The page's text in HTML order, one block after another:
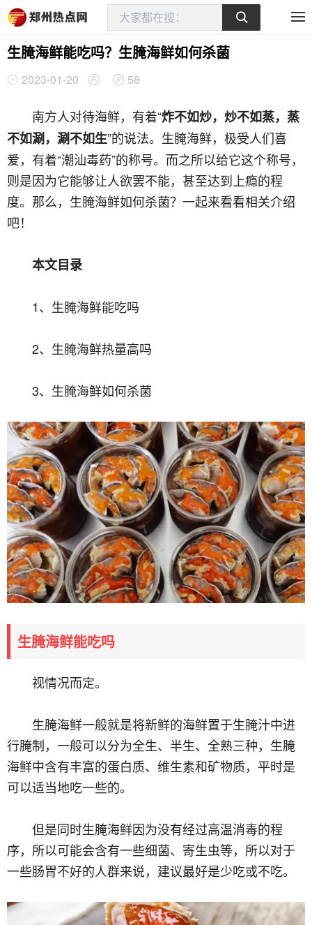
生腌海鲜能吃吗？生腌海鲜如何杀菌
2023-01-20 58
南方人对待海鲜，有着“炸不如炒，炒不如蒸，蒸
不如涮，涮不如生”的说法。生腌海鲜，极受人们喜
爱，有着“潮汕毒药”的称号。而之所以给它这个称号，
则是因为它能够让人欲罢不能，甚至达到上瘾的程
度。那么，生腌海鲜如何杀菌？一起来看看相关介绍
吧！
本文目录
1、生腌海鲜能吃吗
2、生腌海鲜热量高吗
3、生腌海鲜如何杀菌
生腌海鲜能吃吗
视情况而定。
生腌海鲜一般就是将新鲜的海鲜置于生腌汁中进
行腌制，一般可以分为全生、半生、全熟三种，生腌
海鲜中含有丰富的蛋白质、维生素和矿物质，平时是
可以适当地吃一些的。
但是同时生腌海鲜因为没有经过高温消毒的程
序，所以可能会含有一些细菌、寄生虫等，所以对于
一些肠胃不好的人群来说，建议最好是少吃或不吃。